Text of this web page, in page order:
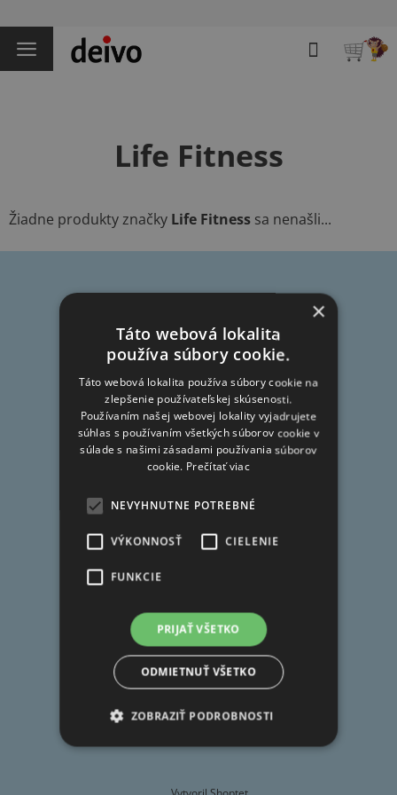
na
obsah
Hľadať
Life Fitness
Žiadne produkty značky Life Fitness sa nenašli...
Informácie pre vás
FAQ
Doprava
Obchodné podmienky
Reklamačný poriadok
Moja objednávka
Kontakt
obchod@deivo.sk
+421 908 057 775
×
Táto webová lokalita
používa súbory cookie.
Táto webová lokalita používa súbory cookie na
zlepšenie používateľskej skúsenosti.
Používaním našej webovej lokality vyjadrujete
súhlas s používaním všetkých súborov cookie v
súlade s našimi zásadami používania súborov
cookie. Prečítať viac
NEVYHNUTNE POTREBNÉ
VÝKONNOSŤ CIELENIE
FUNKCIE
PRIJAŤ VŠETKO
ODMIETNUŤ VŠETKO
ZOBRAZIŤ PODROBNOSTI